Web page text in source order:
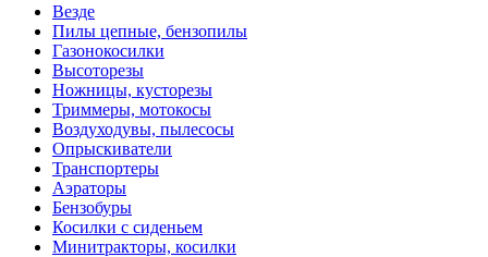
Везде
Пилы цепные, бензопилы
Газонокосилки
Высоторезы
Ножницы, кусторезы
Триммеры, мотокосы
Воздуходувы, пылесосы
Опрыскиватели
Транспортеры
Аэраторы
Бензобуры
Косилки с сиденьем
Минитракторы, косилки